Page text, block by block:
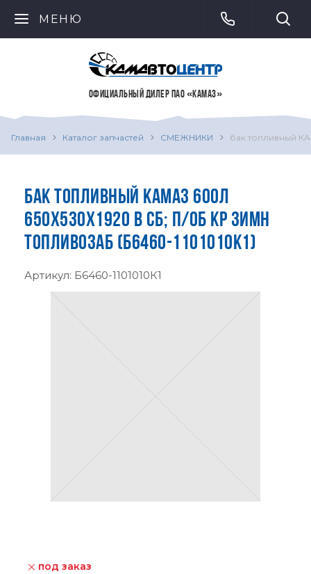
МЕНЮ
ОФИЦИАЛЬНЫЙ ДИЛЕР ПАО «КАМАЗ»
Главная Каталог запчастей СМЕЖНИКИ бак топливный
БАК ТОПЛИВНЫЙ КАМАЗ 600Л
650Х530Х1920 В СБ; П/ОБ КР ЗИМН
ТОПЛИВОЗАБ (Б6460-1101010К1)
Артикул: Б6460-1101010К1
под заказ